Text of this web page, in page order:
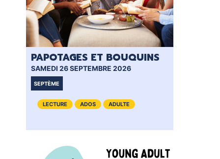
PAPOTAGES ET BOUQUINS
SAMEDI 26 SEPTEMBRE 2026
SEPTÈME
LECTURE ADOS ADULTE